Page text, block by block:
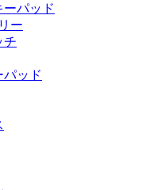
ーパッド
ー
チ
ッド